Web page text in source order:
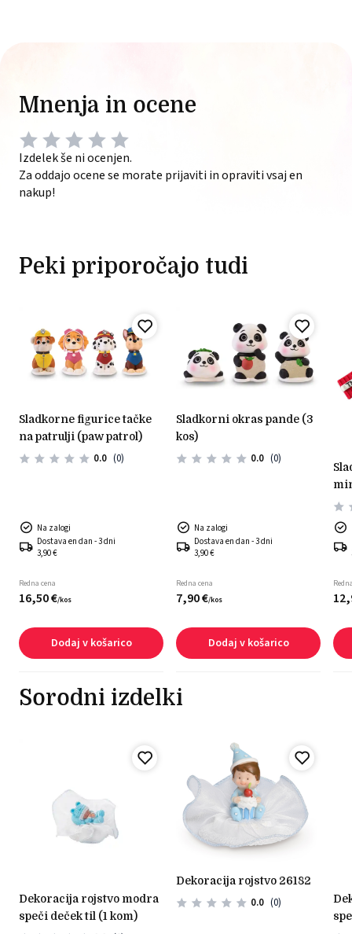
Mnenja in ocene
Izdelek še ni ocenjen.
Za oddajo ocene se morate prijaviti in opraviti vsaj en
nakup!
Peki priporočajo tudi
sladkorne figurice tačke
na patrulji (paw patrol)
0.0 (0)
Na zalogi
Dostava en dan - 3 dni
3,90 €
Redna cena
16,50€/kos
Dodaj v košarico
sladkorni okras pande (3
kos)
0.0 (0)
Na zalogi
Dostava en dan - 3 dni
3,90 €
Redna cena
7,90€/kos
Dodaj v košarico
sladkorni okras -
12,
Sorodni izdelki
dekoracija rojstvo modra
speči deček til (1 kom)
dekoracija rojstvo 26182
0.0 (0)
dekoracija rojstvo roza